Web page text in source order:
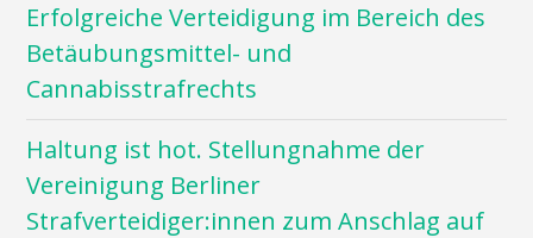
Erfolgreiche Verteidigung im Bereich des
Betäubungsmittel- und
Cannabisstrafrechts
Haltung ist hot. Stellungnahme der
Vereinigung Berliner
Strafverteidiger:innen zum Anschlag auf